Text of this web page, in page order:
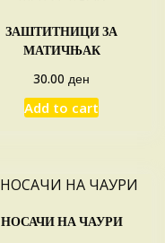
ЗАШТИТНИЦИ ЗА
МАТИЧЊАК
30.00 ден
Add to cart
НОСАЧИ НА ЧАУРИ